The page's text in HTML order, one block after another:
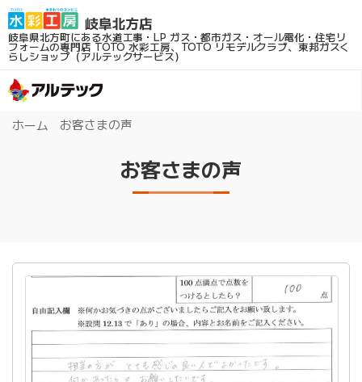
岐阜県北方町にある水道工事・LP ガス・都市ガス・オール電化・住宅リ
フォームの専門店TOTO 水彩工房、TOTO リモデルクラブ、東邦ガスく
らしショップ（アルテックサービス）
ホーム お客さまの声
お客さまの声